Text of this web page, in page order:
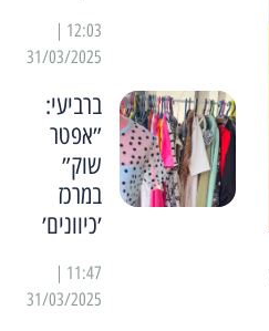
31/03/2025
ברביעי:
״אפטר
שוק״
במרכז
׳כיוונים׳
31/03/2025